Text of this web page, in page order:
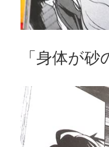
「身体が砂